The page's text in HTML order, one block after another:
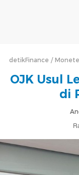
detikFinance
OJK Usul
di